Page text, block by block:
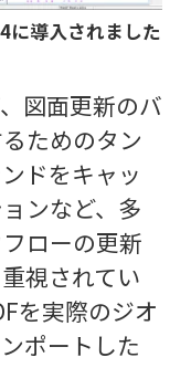
導入されました
図面更新のバ
ためのタン
ドをキャッ
ンなど、多
ローの更新
視されてい
を実際のジオ
ポートした